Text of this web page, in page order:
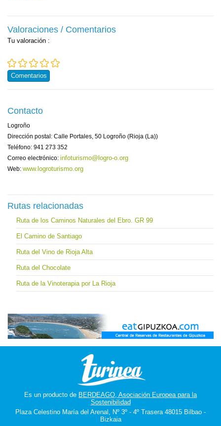
Valoraciones / Comentarios
Tu valoración :
Comentarios
Contacto
Logroño
Dirección postal: Calle Portales, 50 Logroño (Rioja (La))
Teléfono: 941 273 352
Correo electrónico: infoturismo@logro-o.org
Web: www.logroturismo.org
Rutas relacionadas
Ruta de los Caminos Naturales del Ebro. GR 99
El Camino de Santiago
Ruta del Vino de Rioja Alta
Ruta del Chocolate
Ruta de la Vinoterapia por La Rioja
Es un producto de BERDEAGO, Asociación Europea para la
Sostenibilidad
Plaza Celestino María del Arenal, Nº 3º - 4º Trasera 48015 Bilbao -
Bizkaia